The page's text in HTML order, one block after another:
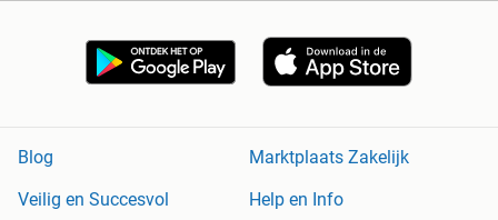
Blog
Marktplaats Zakelijk
Veilig en Succesvol
Help en Info